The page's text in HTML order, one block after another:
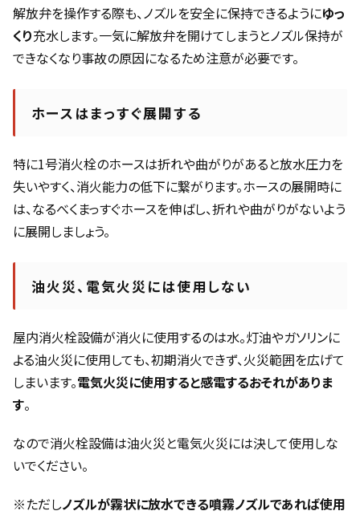
解放弁を操作する際も、ノズルを安全に保持できるようにゆっ
くり充水します。一気に解放弁を開けてしまうとノズル保持が
できなくなり事故の原因になるため注意が必要です。
ホースはまっすぐ展開する
特に1号消火栓のホースは折れや曲がりがあると放水圧力を
失いやすく、消火能力の低下に繋がります。ホースの展開時に
は、なるべくまっすぐホースを伸ばし、折れや曲がりがないよう
に展開しましょう。
油火災、電気火災には使用しない
屋内消火栓設備が消火に使用するのは水。灯油やガソリンに
よる油火災に使用しても、初期消火できず、火災範囲を広げて
しまいます。電気火災に使用すると感電するおそれがありま
す。
なので消火栓設備は油火災と電気火災には決して使用しな
いでください。
※ただしノズルが霧状に放水できる噴霧ノズルであれば使用